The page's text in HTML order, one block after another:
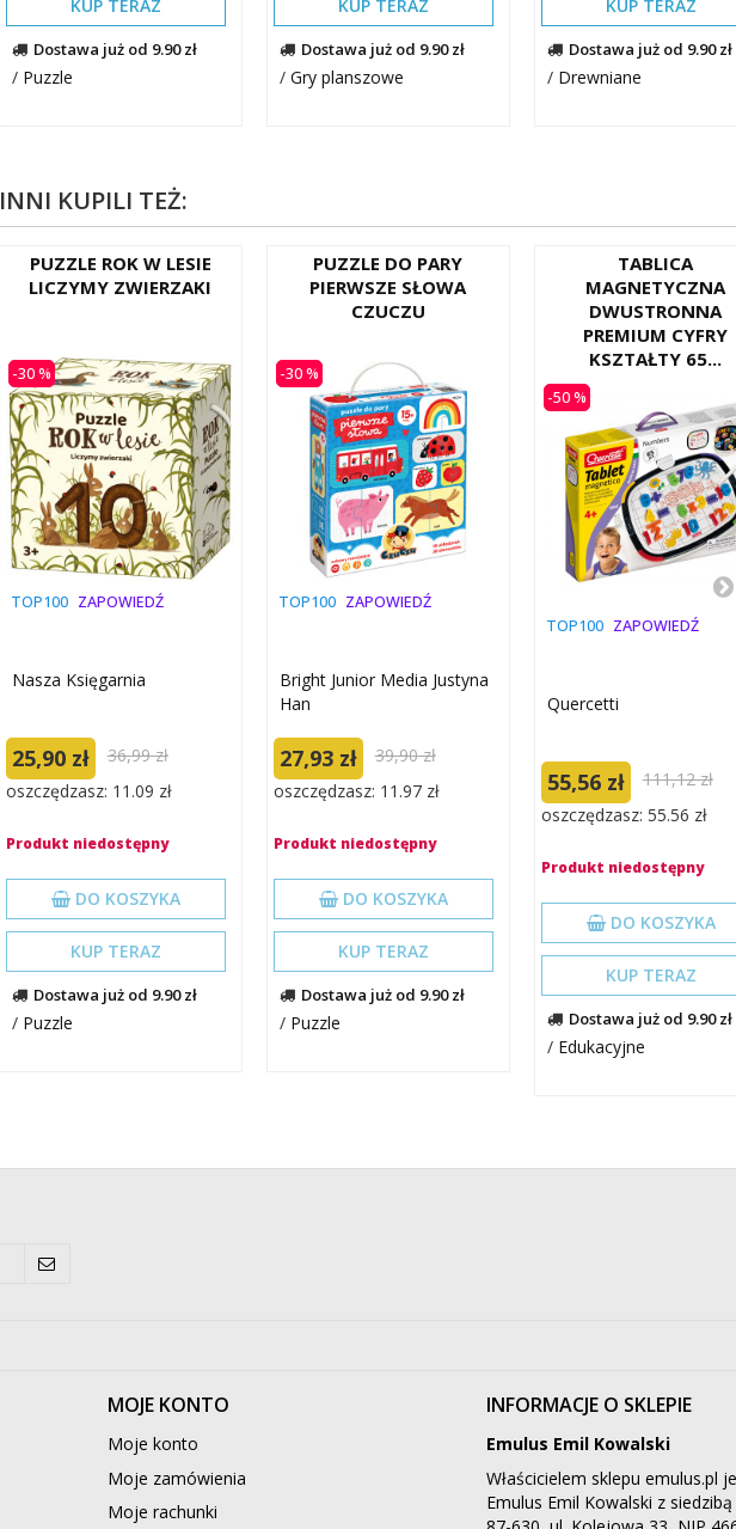
KUP TERAZ
Dostawa już od 9.90 zł
/ Puzzle
KUP TERAZ
Dostawa już od 9.90 zł
/ Gry planszowe
KUP TERAZ
Dostawa już od 9.90 zł
/ Drewniane
INNI KUPILI TEŻ:
PUZZLE ROK W LESIE
LICZYMY ZWIERZAKI
-30 %
TOP100 ZAPOWIEDŹ
Nasza Księgarnia
25,90 zł
36,99 zł
oszczędzasz: 11.09 zł
Produkt niedostępny
DO KOSZYKA
KUP TERAZ
Dostawa już od 9.90 zł
/ Puzzle
PUZZLE DO PARY
PIERWSZE SŁOWA
CZUCZU
-30 %
TOP100 ZAPOWIEDŹ
Bright Junior Media Justyna
Han
27,93 zł
39,90 zł
oszczędzasz: 11.97 zł
Produkt niedostępny
DO KOSZYKA
KUP TERAZ
Dostawa już od 9.90 zł
/ Puzzle
TABLICA
MAGNETYCZNA
DWUSTRONNA
PREMIUM CYFRY
KSZTAŁTY 65...
-50 %
TOP100 ZAPOWIEDŹ
Quercetti
55,56 zł
111,12 zł
oszczędzasz: 55.56 zł
Produkt niedostępny
DO KOSZYKA
KUP TERAZ
Dostawa już od 9.90 zł
/ Edukacyjne
MOJE KONTO
Moje konto
Moje zamówienia
Moje rachunki
INFORMACJE O SKLEPIE
Emulus Emil Kowalski
Właścicielem sklepu emulus.pl
Emulus Emil Kowalski z